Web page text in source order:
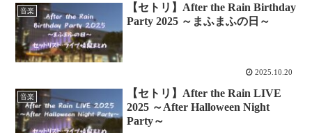
音楽
【セトリ】After the Rain Birthday
Party 2025 ～まふまふの日～
2025.10.20
音楽
【セトリ】After the Rain LIVE
2025 ～After Halloween Night
Party～